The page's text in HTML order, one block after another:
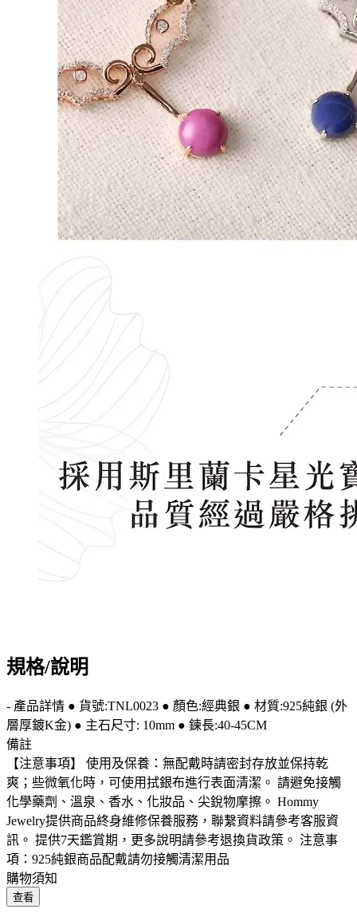
規格/說明
- 產品詳情 ● 貨號:TNL0023 ● 顏色:經典銀 ● 材質:925純銀 (外
層厚鍍K金) ● 主石尺寸: 10mm ● 鍊長:40-45CM
備註
【注意事項】 使用及保養：無配戴時請密封存放並保持乾
爽；些微氧化時，可使用拭銀布進行表面清潔。 請避免接觸
化學藥劑、溫泉、香水、化妝品、尖銳物摩擦。 Hommy
Jewelry提供商品終身維修保養服務，聯繫資料請參考客服資
訊。 提供7天鑑賞期，更多說明請參考退換貨政策。 注意事
項：925純銀商品配戴請勿接觸清潔用品
購物須知
查看